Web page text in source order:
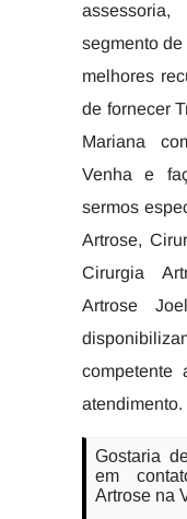
segmento
melhores
de fornecer
Mariana
Venha e
sermos
Artrose,
Cirurgia
Artrose
atendimento.
Gostaria
em
Artrose na